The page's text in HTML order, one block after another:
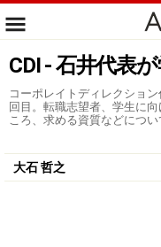
CDI - 石井代表
コーポレイトディレクショ
回目。転職志望者、学生に
ころ、求める資質などについ
大石 哲之